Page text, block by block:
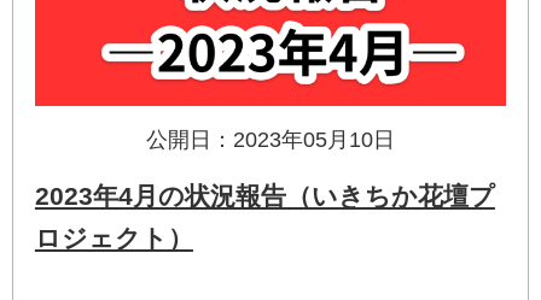
公開日：2023年05月10日
2023年4月の状況報告（いきちか花壇プ
ロジェクト）